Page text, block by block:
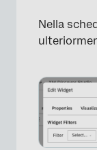
Nella